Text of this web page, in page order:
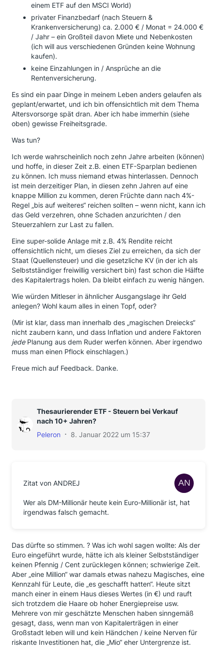
einem ETF auf den MSCI World)
privater Finanzbedarf (nach Steuern &
Krankenversicherung) ca. 2.000 € / Monat = 24.000 €
/ Jahr – ein Großteil davon Miete und Nebenkosten
(ich will aus verschiedenen Gründen keine Wohnung
kaufen).
keine Einzahlungen in / Ansprüche an die
Rentenversicherung.
Es sind ein paar Dinge in meinem Leben anders gelaufen als
geplant/erwartet, und ich bin offensichtlich mit dem Thema
Altersvorsorge spät dran. Aber ich habe immerhin (siehe
oben) gewisse Freiheitsgrade.
Was tun?
Ich werde wahrscheinlich noch zehn Jahre arbeiten (können)
und hoffe, in dieser Zeit z.B. einen ETF-Sparplan bedienen
zu können. Ich muss niemand etwas hinterlassen. Dennoch
ist mein derzeitiger Plan, in diesen zehn Jahren auf eine
knappe Million zu kommen, deren Früchte dann nach 4%-
Regel „bis auf weiteres“ reichen sollten – wenn nicht, kann ich
das Geld verzehren, ohne Schaden anzurichten / den
Steuerzahlern zur Last zu fallen.
Eine super-solide Anlage mit z.B. 4% Rendite reicht
offensichtlich nicht, um dieses Ziel zu erreichen, da sich der
Staat (Quellensteuer) und die gesetzliche KV (in der ich als
Selbstständiger freiwillig versichert bin) fast schon die Hälfte
des Kapitalertrags holen. Da bleibt einfach zu wenig hängen.
Wie würden Mitleser in ähnlicher Ausgangslage ihr Geld
anlegen? Wohl kaum alles in einen Topf, oder?
(Mir ist klar, dass man innerhalb des „magischen Dreiecks“
nicht zaubern kann, und dass Inflation und andere Faktoren
jedePlanung aus dem Ruder werfen können. Aber irgendwo
muss man einen Pflock einschlagen.)
Freue mich auf Feedback. Danke.
Thesaurierender ETF - Steuern bei Verkauf
nach 10+ Jahren?
Peleron
8. Januar 2022 um 15:37
Zitat von ANDREJ
Wer als DM-Millionär heute kein Euro-Millionär ist, hat
irgendwas falsch gemacht.
Das dürfte so stimmen. ? Was ich wohl sagen wollte: Als der
Euro eingeführt wurde, hätte ich als kleiner Selbstständiger
keinen Pfennig / Cent zurücklegen können; schwierige Zeit.
Aber „eine Million“ war damals etwas nahezu Magisches, eine
Kennzahl für Leute, die „es geschafft hatten“. Heute sitzt
manch einer in einem Haus dieses Wertes (in €) und rauft
sich trotzdem die Haare ob hoher Energiepreise usw.
Mehrere von mir geschätzte Menschen haben sinngemäß
gesagt, dass, wenn man von Kapitalerträgen in einer
Großstadt leben will und kein Händchen / keine Nerven für
riskante Investitionen hat, die „Mio“ eher Untergrenze ist.